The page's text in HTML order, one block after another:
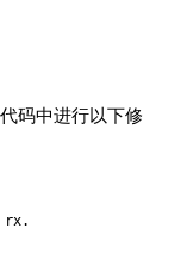
码中进行以下修
rx.